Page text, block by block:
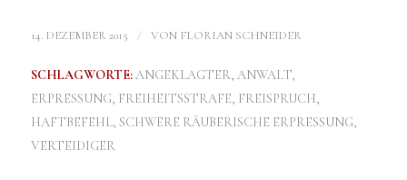
14. DEZEMBER 2015 / VON FLORIAN SCHNEIDER
SCHLAGWORTE: ANGEKLAGTER, ANWALT,
ERPRESSUNG, FREIHEITSSTRAFE, FREISPRUCH,
HAFTBEFEHL, SCHWERE RÄUBERISCHE ERPRESSUNG,
VERTEIDIGER